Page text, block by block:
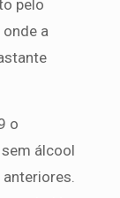
pelo
a
o
álcool